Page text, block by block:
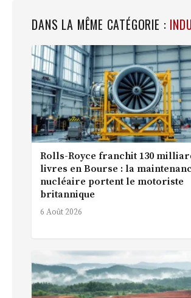
DANS LA MÊME CATÉGORIE :
Rolls-Royce franchit 130
livres en Bourse : la
nucléaire portent le motoriste
britannique
6 Août 2026